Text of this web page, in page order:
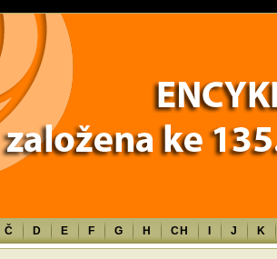
constant TXT - assumed 'TXT' (this will throw
functions.php
Č D E F G H CH J K